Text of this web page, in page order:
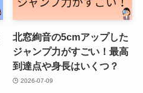
北窓絢音の5cmアップした
ジャンプ力がすごい！最高
到達点や身長はいくつ？
2026-07-09